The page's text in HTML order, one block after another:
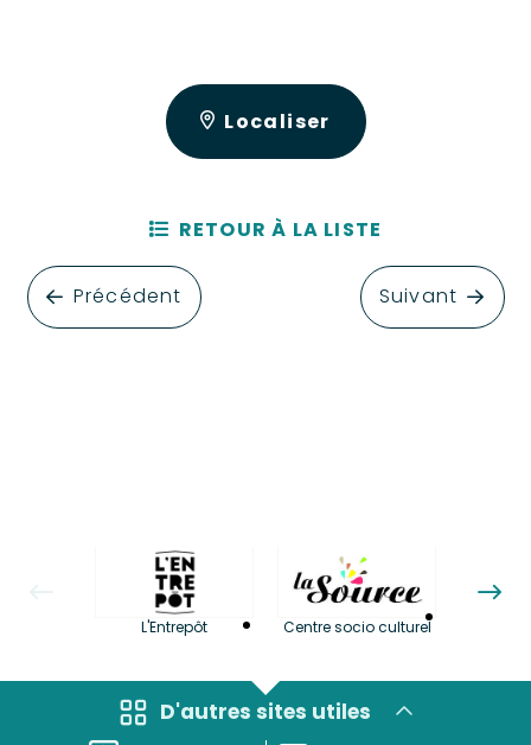
Localiser
Précédent
RETOUR À LA LISTE
Suivant
L'Entrepôt Centre socio culturel
D'autres sites utiles